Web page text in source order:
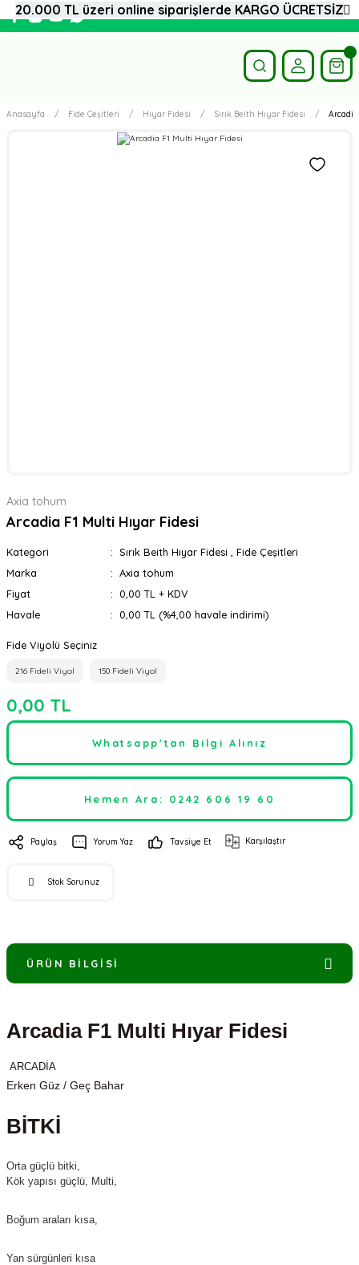
Anasayfa Fide Çeşitleri Hıyar Fidesi Sırık Beith Hıyar Fidesi
Axia tohum
Arcadia F1 Multi Hıyar Fidesi
Kategori Sırık Beith Hıyar Fidesi
Fide Çeşitleri
Marka
Axia tohum
Fiyat
0,00 TL + KDV
Havale
0,00 TL (%4,00 havale indirimi)
Fide Viyolü Seçiniz
216 Fideli Viyol 150 Fideli Viyol
0,00 TL
Whatsapp'tan Bilgi Alınız
Hemen Ara: 0242 606 19 60
Paylaş Yorum Yaz Tavsiye Et Karşılaştır
Stok Sorunuz
ÜRÜN BILGISI
Arcadia F1 Multi Hıyar Fidesi
ARCADİA
Erken Güz / Geç Bahar
BİTKİ
Orta güçlü bitki,
Kök yapısı güçlü, Multi,
Boğum araları kısa,
Yan sürgünleri kısa
20.000 TL üzeri online siparişlerde KARGO ÜCRETSİZ